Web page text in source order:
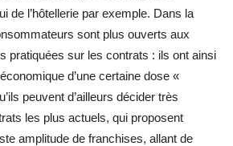
de l’hôtellerie par exemple. Dans la
sont plus ouverts aux
pratiquées sur les contrats : ils ont ainsi
d’une certaine dose «
peuvent d’ailleurs décider très
les plus actuels, qui proposent
amplitude de franchises, allant de